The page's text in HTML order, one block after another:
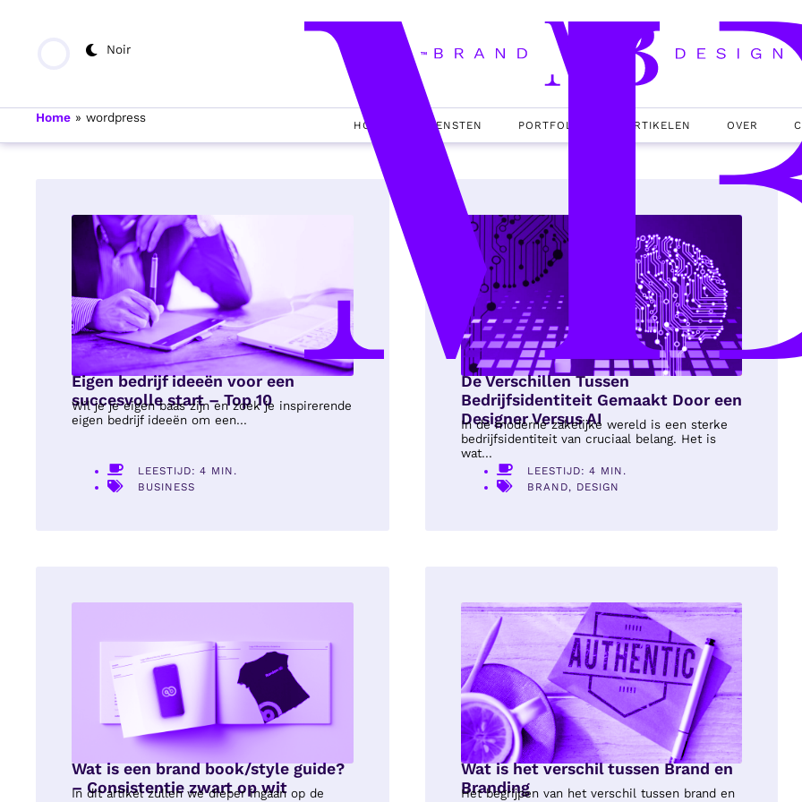
Noir
Home » wordpress HOME DIENSTEN PORTFOLIO ARTIKELEN OVER
Eigen bedrijf ideeën voor een
succesvolle start – Top 10
Wil je je eigen baas zijn en zoek je inspirerende
eigen bedrijf ideeën om een...
LEESTIJD: 4 MIN.
BUSINESS
De Verschillen Tussen
Bedrijfsidentiteit Gemaakt Door een
Designer Versus AI
In de moderne zakelijke wereld is een sterke
bedrijfsidentiteit van cruciaal belang. Het is
wat...
LEESTIJD: 4 MIN.
BRAND, DESIGN
Wat is een brand book/style guide?
– Consistentie zwart op wit
In dit artikel zullen we dieper ingaan op de
Wat is het verschil tussen Brand en
Branding
Het begrijpen van het verschil tussen brand en